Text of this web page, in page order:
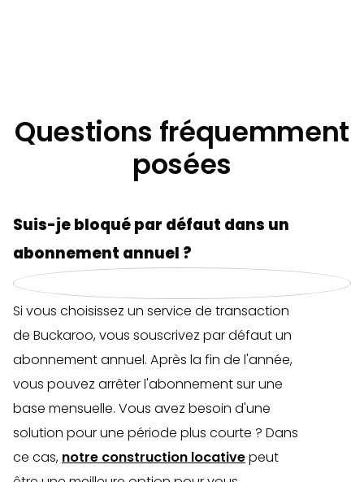
Questions fréquemment
posées
Suis-je bloqué par défaut dans un
abonnement annuel ?
Si vous choisissez un service de transaction
de Buckaroo, vous souscrivez par défaut un
abonnement annuel. Après la fin de l'année,
vous pouvez arrêter l'abonnement sur une
base mensuelle. Vous avez besoin d'une
solution pour une période plus courte ? Dans
ce cas, notre construction locativepeut